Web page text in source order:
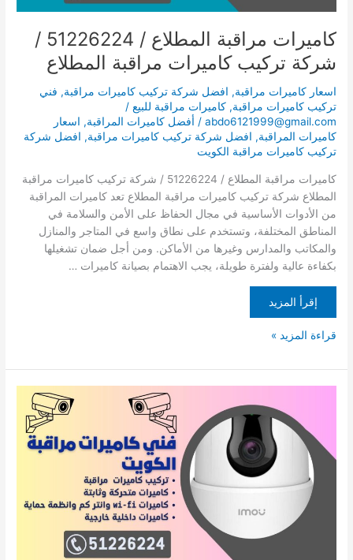
كاميرات مراقبة المطلاع / 51226224 /
شركة تركيب كاميرات مراقبة المطلاع
اسعار كاميرات مراقبة, افضل شركة تركيب كاميرات مراقبة, فني
تركيب كاميرات مراقبة,كاميرات مراقبة للبيع /
abdo6121999@gmail.com
/ أفضل كاميرات المراقبة, اسعار
كاميرات المراقبة, افضل شركة تركيب كاميرات مراقبة, افضل شركة
تركيب كاميرات مراقبة الكويت
كاميرات مراقبة المطلاع / 51226224 / شركة تركيب كاميرات مراقبة
المطلاع شركة تركيب كاميرات مراقبة المطلاع تعد كاميرات المراقبة
من الأدوات الأساسية في مجال الحفاظ على الأمن والسلامة في
المناطق المختلفة، وتستخدم على نطاق واسع في المتاجر والمنازل
والمكاتب والمدارس وغيرها من الأماكن. ومن أجل ضمان تشغيلها
بكفاءة عالية ولفترة طويلة، يجب الاهتمام بصيانة كاميرات …
إقرأ المزيد
المطلاع
قراءة المزيد »
الدعية
51226224
شركة